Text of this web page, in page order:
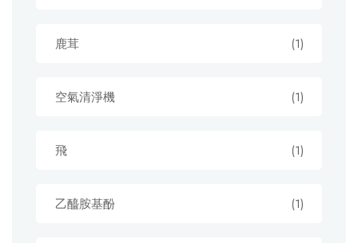
鹿茸 (1)
空氣清淨機 (1)
飛 (1)
乙醯胺基酚 (1)